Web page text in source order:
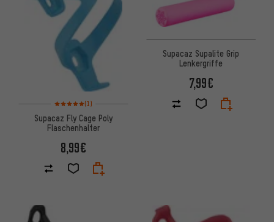
Bewertungen: 5 von 5 basierend auf 1 Bewertungen
(1)
Supacaz Fly Cage Poly
Flaschenhalter
8,99€
Supacaz Supalite Grip
Lenkergriffe
7,99€